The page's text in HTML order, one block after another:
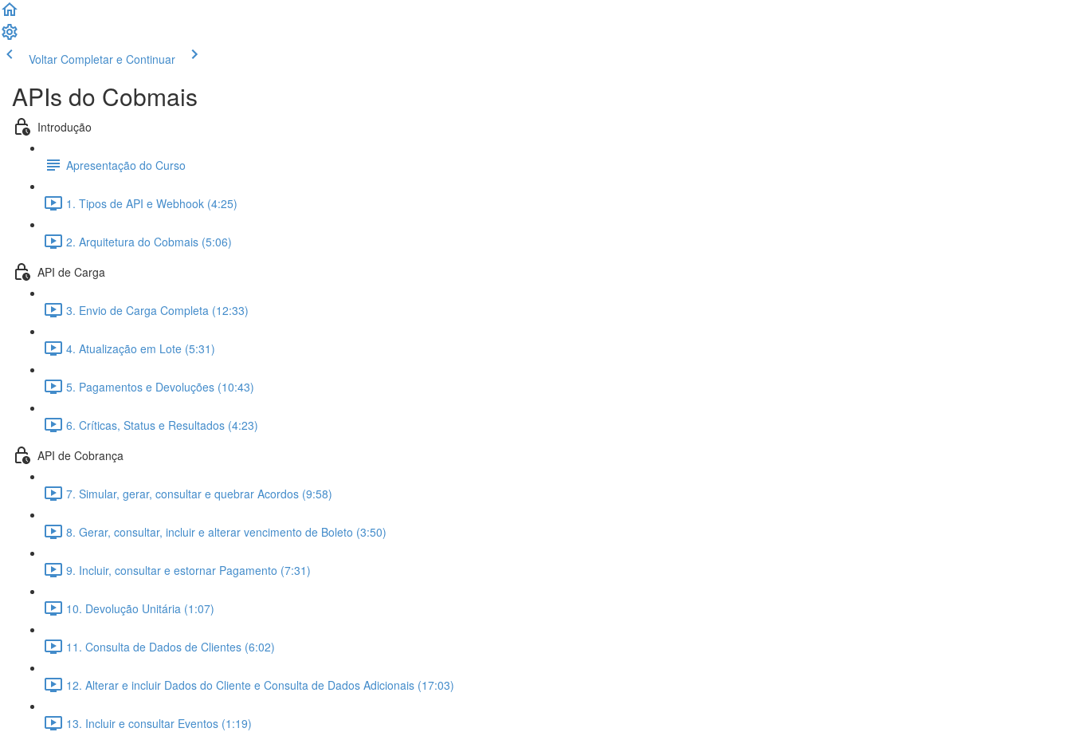
Voltar Completar e Continuar
APIs do Cobmais
Introdução
Apresentação do Curso
1. Tipos de API e Webhook (4:25)
2. Arquitetura do Cobmais (5:06)
API de Carga
3. Envio de Carga Completa (12:33)
4. Atualização em Lote (5:31)
5. Pagamentos e Devoluções (10:43)
6. Críticas, Status e Resultados (4:23)
API de Cobrança
7. Simular, gerar, consultar e quebrar Acordos (9:58)
8. Gerar, consultar, incluir e alterar vencimento de Boleto (3:50)
9. Incluir, consultar e estornar Pagamento (7:31)
10. Devolução Unitária (1:07)
11. Consulta de Dados de Clientes (6:02)
12. Alterar e incluir Dados do Cliente e Consulta de Dados Adicionais (17:03)
13. Incluir e consultar Eventos (1:19)